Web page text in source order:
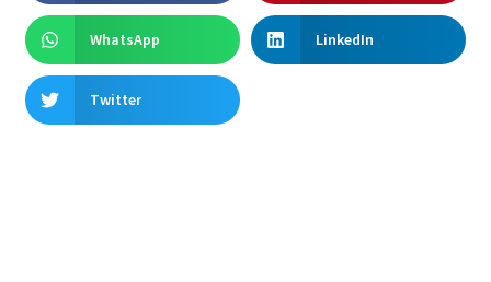
WhatsApp LinkedIn
Twitter